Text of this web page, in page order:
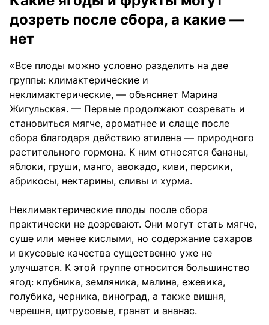
дозреть после сбора, а какие —
нет
«Все плоды можно условно разделить на две
группы: климактерические и
неклимактерические, — объясняет Марина
Жигульская. — Первые продолжают созревать и
становиться мягче, ароматнее и слаще после
сбора благодаря действию этилена — природного
растительного гормона. К ним относятся бананы,
яблоки, груши, манго, авокадо, киви, персики,
абрикосы, нектарины, сливы и хурма.
Неклимактерические плоды после сбора
практически не дозревают. Они могут стать мягче,
суше или менее кислыми, но содержание сахаров
и вкусовые качества существенно уже не
улучшатся. К этой группе относится большинство
ягод: клубника, земляника, малина, ежевика,
голубика, черника, виноград, а также вишня,
черешня, цитрусовые, гранат и ананас.